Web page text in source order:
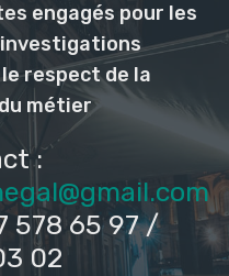
engagés pour les
respect de la
métier
:
578 65 97 /
02